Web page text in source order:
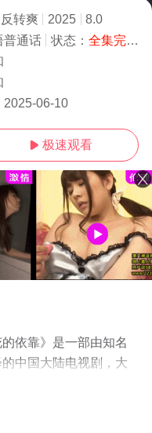
反转爽 2025
8.0
普通话 状态： 全集完结
2025-06-10
 极速观看
依靠》是一部由知名
中国大陆电视剧，大
免费观看高清无删减
台了解。